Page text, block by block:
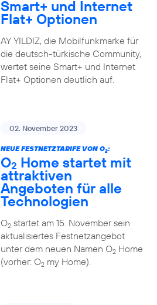
Smart+ und Internet
Flat+ Optionen
AY YILDIZ, die Mobilfunkmarke für
die deutsch-türkische Community,
wertet seine Smart+ und Internet
Flat+ Optionen deutlich auf.
02. November 2023
NEUE FESTNETZTARIFE VON O2:
O2 Home startet mit
attraktiven
Angeboten für alle
Technologien
O2startet am 15. November sein
aktualisiertes Festnetzangebot
unter dem neuen Namen O2Home
(vorher: O2my Home).